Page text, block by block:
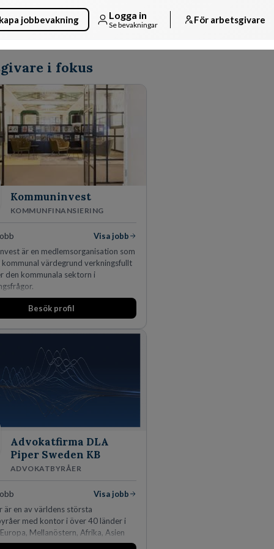
jobbevakning Logga in
Se bevakningar För arbetsgivare
i fokus
Kommuninvest
KOMMUNFINANSIERING
Visa jobb
är en medlemsorganisation som
kommunal värdegrund verkningsfullt
den kommunala sektorn i
Besök profil
Advokatfirma DLA
Piper Sweden KB
ADVOKATBYRÅER
Visa jobb
är en av världens största
med kontor i över 40 länder i
Mellanöstern, Afrika, Asien
Vi är specialister inom